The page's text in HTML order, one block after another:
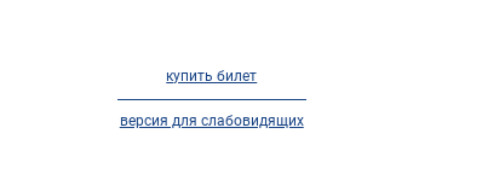
купить билет
версия для слабовидящих